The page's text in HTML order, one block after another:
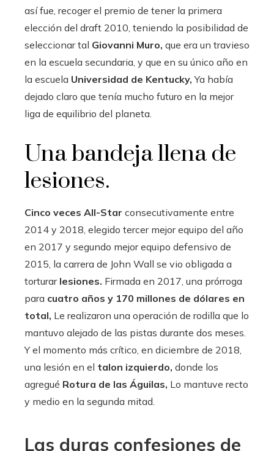
así fue, recoger el premio de tener la primera
elección del draft 2010, teniendo la posibilidad de
seleccionar tal Giovanni Muro, que era un travieso
en la escuela secundaria, y que en su único año en
la escuela Universidad de Kentucky, Ya había
dejado claro que tenía mucho futuro en la mejor
liga de equilibrio del planeta.
Una bandeja llena de
lesiones.
Cinco veces All-Star consecutivamente entre
2014 y 2018, elegido tercer mejor equipo del año
en 2017 y segundo mejor equipo defensivo de
2015, la carrera de John Wall se vio obligada a
torturar lesiones. Firmada en 2017, una prórroga
para cuatro años y 170 millones de dólares en
total, Le realizaron una operación de rodilla que lo
mantuvo alejado de las pistas durante dos meses.
Y el momento más crítico, en diciembre de 2018,
una lesión en el talon izquierdo, donde los
agregué Rotura de las Águilas, Lo mantuve recto
y medio en la segunda mitad.
Las duras confesiones de